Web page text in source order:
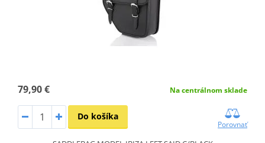
79,90 € Na centrálnom sklade
Do košíka
Porovnať